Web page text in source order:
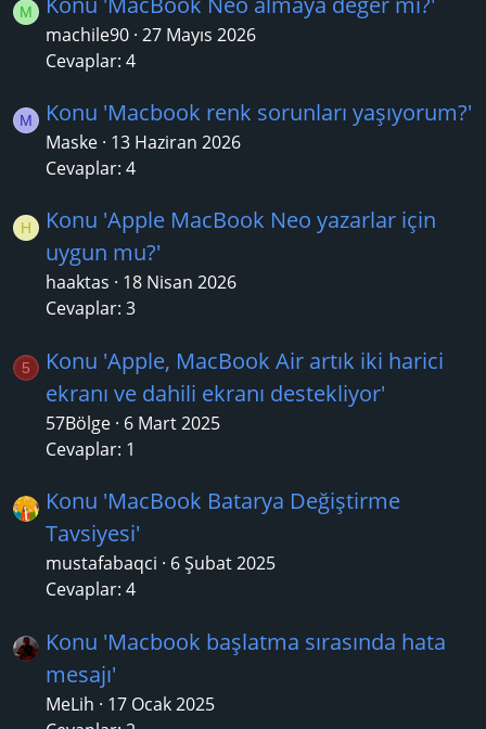
M
machile90 27 Mayıs 2026
Cevaplar: 4
M Konu 'Macbook renk sorunları yaşıyorum?'
Maske 13 Haziran 2026
Cevaplar: 4
H
Konu 'Apple MacBook Neo yazarlar için
uygun mu?'
haaktas
18 Nisan 2026
Cevaplar: 3
5
Konu 'Apple, MacBook Air artık iki harici
ekranı ve dahili ekranı destekliyor'
57Bölge 6 Mart 2025
Cevaplar: 1
Konu 'MacBook Batarya Değiştirme
Tavsiyesi'
mustafabaqci
6 Şubat 2025
Cevaplar: 4
Konu 'Macbook başlatma sırasında hata
mesajı'
MeLih
17 Ocak 2025